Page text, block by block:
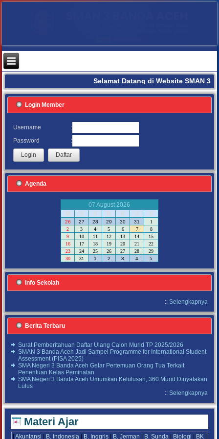
Selamat Datang di Website SMAN 3
Login Member
Username
:
Password
:
Agenda
07 August 2026
M
S S R K J S
26 27 28 29 30 31
1
2
3 4 5 6 7
8
9
10 11 12 13 14
15
16
17 18 19 20 21
22
23
24 25 26 27 28
29
30
31 1 2 3 4 5
Info Sekolah
:: Selengkapnya
Berita Terbaru
Surat Pemberitahuan Daftar Ulang Calon Murid TP 2025/2026
SMAN 3 Banda Aceh Jadi Sampel Programme for International Student
Assessment (PISA 2025)
SMA Negeri 3 Banda Aceh Gelar Pertemuan Orang Tua Terkait
Penentuan Kelas Peminatan
SMA Negeri 3 Banda Aceh Umumkan Kelulusan, 360 Murid Dinyatakan
Lulus
:: Selengkapnya
Materi Ajar
|Akuntansi B. Indonesia B. Inggris B. Jerman B. Sunda Biologi BK